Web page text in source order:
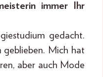
immer Ihr
gedacht.
geblieben. Mich hat
aber auch Mode